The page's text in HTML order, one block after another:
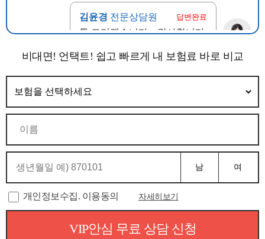
비대면! 언택트! 쉽고 빠르게 내 보험료 바로 비교
남 여
개인정보수집. 이용동의 자세히보기
VIP안심 무료 상담 신청